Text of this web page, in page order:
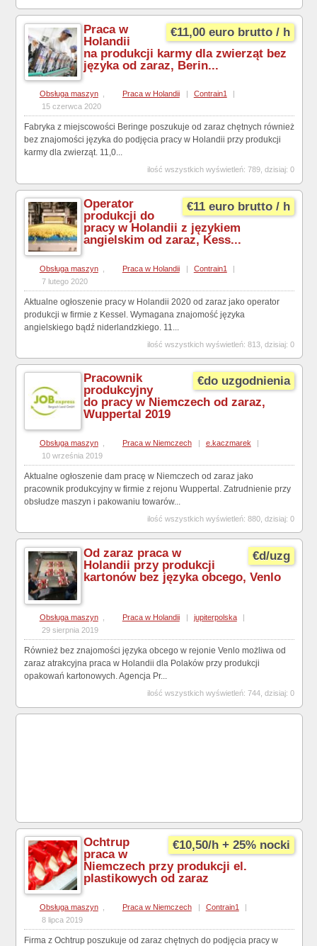
€11,00 euro brutto / h
Praca w
Holandii
na produkcji karmy dla zwierząt bez
języka od zaraz, Berin...
Obsługa maszyn Praca w Holandii Contrain1
15 czerwca 2020
Fabryka z miejscowości Beringe poszukuje od zaraz chętnych również
bez znajomości języka do podjęcia pracy w Holandii przy produkcji
karmy dla zwierząt. 11,0...
ilość wszystkich wyświetleń: 789, dzisiaj: 0
€11 euro brutto / h
Operator
produkcji do
pracy w Holandii z językiem
angielskim od zaraz, Kess...
Obsługa maszyn Praca w Holandii | Contrain1
|
7 lutego 2020
Aktualne ogłoszenie pracy w Holandii 2020 od zaraz jako operator
produkcji w firmie z Kessel. Wymagana znajomość języka
angielskiego bądź niderlandzkiego. 11...
ilość wszystkich wyświetleń: 813, dzisiaj: 0
€do uzgodnienia
Pracownik
produkcyjny
do pracy w Niemczech od zaraz,
Wuppertal 2019
Obsługa maszyn Praca w Niemczech | e.kaczmarek
|
10 września 2019
Aktualne ogłoszenie dam pracę w Niemczech od zaraz jako
pracownik produkcyjny w firmie z rejonu Wuppertal. Zatrudnienie przy
obsłudze maszyn i pakowaniu towarów...
ilość wszystkich wyświetleń: 880, dzisiaj: 0
€d/uzg
Od zaraz praca w
Holandii przy produkcji
kartonów bez języka obcego, Venlo
Obsługa maszyn , Praca w Holandii jupiterpolska
29 sierpnia 2019
Również bez znajomości języka obcego w rejonie Venlo możliwa od
zaraz atrakcyjna praca w Holandii dla Polaków przy produkcji
opakowań kartonowych. Agencja Pr...
ilość wszystkich wyświetleń: 744, dzisiaj: 0
€10,50/h + 25% nocki
Ochtrup
praca w
Niemczech przy produkcji el.
plastikowych od zaraz
Obsługa maszyn Praca w Niemczech | Contrain1
|
8 lipca 2019
Firma z Ochtrup poszukuje od zaraz chętnych do podjęcia pracy w